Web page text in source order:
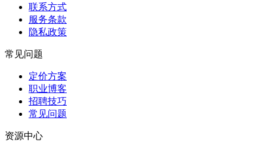
联系方式
服务条款
隐私政策
常见问题
定价方案
职业博客
招聘技巧
常见问题
资源中心